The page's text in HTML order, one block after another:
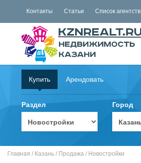
Контакты Статьи Список агентств
Купить Арендовать
Раздел Город
Главная / Казань / Продажа / Новостройки